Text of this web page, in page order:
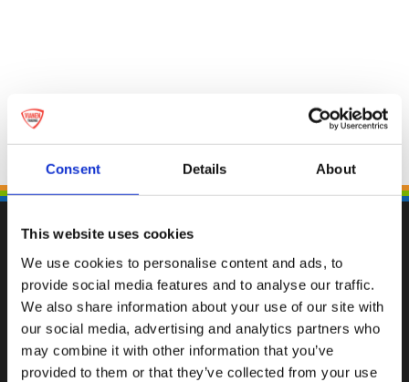
Consent Details About
This website uses cookies
We use cookies to personalise content and ads, to
provide social media features and to analyse our traffic.
We also share information about your use of our site with
our social media, advertising and analytics partners who
may combine it with other information that you’ve
provided to them or that they’ve collected from your use
Fallen Sie mit einzigartigen